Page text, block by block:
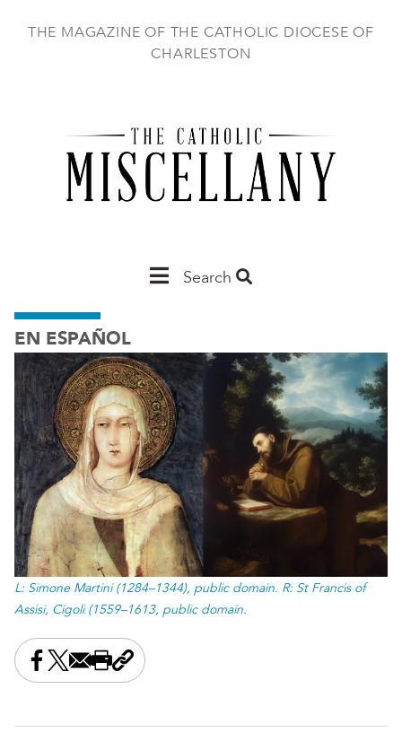
THE MAGAZINE OF THE CATHOLIC DIOCESE OF
CHARLESTON
MainSearch
EN ESPAÑOL
L: Simone Martini (1284–1344), public domain. R: St Francis of
Assisi, Cigoli (1559–1613, public domain.
Share this on Facebook
Share this on X
Share this by email
Print this page
Copy the page address